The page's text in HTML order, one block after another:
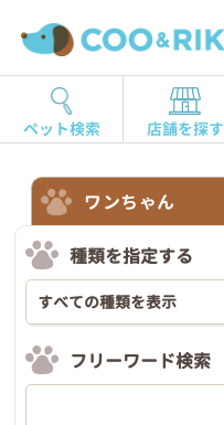
ペット検索 店舗を探す
ワンちゃん
種類を指定する
フリーワード検索